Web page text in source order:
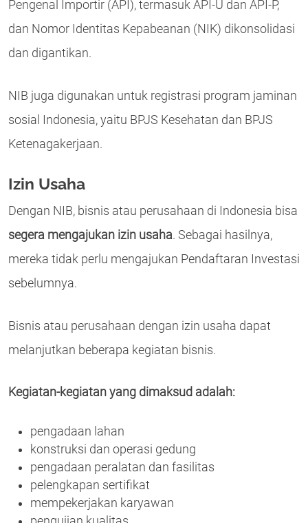
Pengenal Importir (API), termasuk API-U dan API-P,
dan Nomor Identitas Kepabeanan (NIK) dikonsolidasi
dan digantikan.
NIB juga digunakan untuk registrasi program jaminan
sosial Indonesia, yaitu BPJS Kesehatan dan BPJS
Ketenagakerjaan.
Izin Usaha
Dengan NIB, bisnis atau perusahaan di Indonesia bisa
segera mengajukan izin usaha. Sebagai hasilnya,
mereka tidak perlu mengajukan Pendaftaran Investasi
sebelumnya.
Bisnis atau perusahaan dengan izin usaha dapat
melanjutkan beberapa kegiatan bisnis.
Kegiatan-kegiatan yang dimaksud adalah:
pengadaan lahan
konstruksi dan operasi gedung
pengadaan peralatan dan fasilitas
pelengkapan sertifikat
mempekerjakan karyawan